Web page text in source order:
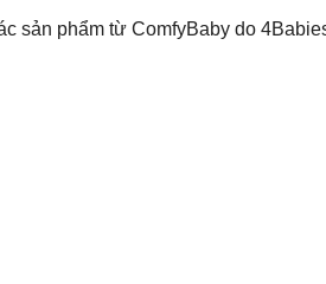
sản phẩm từ ComfyBaby do